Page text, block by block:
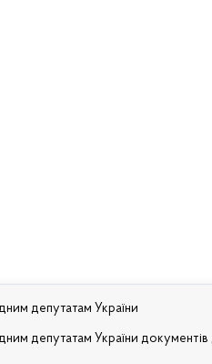
депутатам України
депутатам України